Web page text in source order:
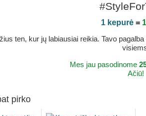
1 kepurė=
ten, kur jų labiausiai reikia. Tavo
Mes jau pasodinome
Ačiū!
pirko